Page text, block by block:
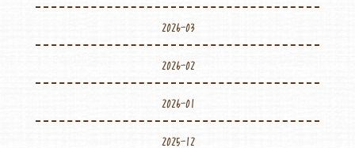
2026-03
2026-02
2026-01
2025-12